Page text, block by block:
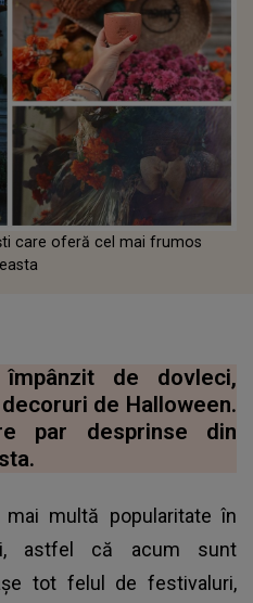
care oferă cel mai frumos
de dovleci,
de Halloween.
par desprinse din
multă popularitate în
astfel că acum sunt
tot felul de festivaluri,